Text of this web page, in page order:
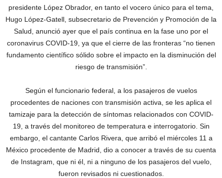
presidente López Obrador, en tanto el vocero único para el tema,
Hugo López-Gatell, subsecretario de Prevención y Promoción de la
Salud, anunció ayer que el país continua en la fase uno por el
coronavirus COVID-19, ya que el cierre de las fronteras “no tienen
fundamento científico sólido sobre el impacto en la disminución del
riesgo de transmisión”.
Según el funcionario federal, a los pasajeros de vuelos
procedentes de naciones con transmisión activa, se les aplica el
tamizaje para la detección de síntomas relacionados con COVID-
19, a través del monitoreo de temperatura e interrogatorio. Sin
embargo, el cantante Carlos Rivera, que arribó el miércoles 11 a
México procedente de Madrid, dio a conocer a través de su cuenta
de Instagram, que ni él, ni a ninguno de los pasajeros del vuelo,
fueron revisados ni cuestionados.